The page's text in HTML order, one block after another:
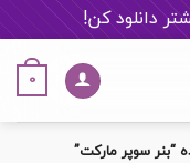
دانلود کن!
0
سوپر مارکت”